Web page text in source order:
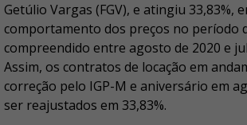
Getúlio Vargas (FGV), e atingiu 33,83%,
comportamento dos preços no período
compreendido entre agosto de 2020 e
Assim, os contratos de locação em
correção pelo IGP-M e aniversário em
ser reajustados em 33,83%.